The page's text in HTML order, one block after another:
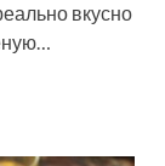
вкусно